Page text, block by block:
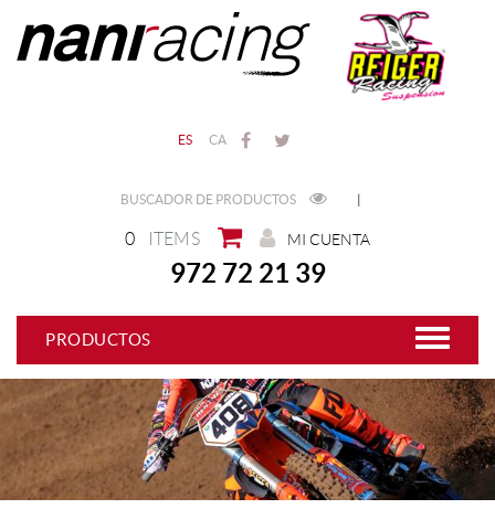
ES CA
BUSCADOR DE PRODUCTOS |
0 ITEMS MI CUENTA
972 72 21 39
PRODUCTOS